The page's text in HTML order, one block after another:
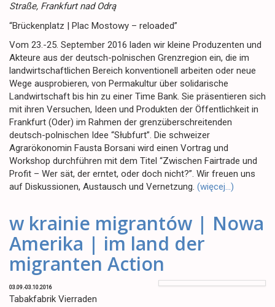
Straße, Frankfurt nad Odrą
“Brückenplatz | Plac Mostowy – reloaded”
Vom 23.-25. September 2016 laden wir kleine Produzenten und
Akteure aus der deutsch-polnischen Grenzregion ein, die im
landwirtschaftlichen Bereich konventionell arbeiten oder neue
Wege ausprobieren, von Permakultur über solidarische
Landwirtschaft bis hin zu einer Time Bank. Sie präsentieren sich
mit ihren Versuchen, Ideen und Produkten der Öffentlichkeit in
Frankfurt (Oder) im Rahmen der grenzüberschreitenden
deutsch-polnischen Idee “Słubfurt”. Die schweizer
Agrarökonomin Fausta Borsani wird einen Vortrag und
Workshop durchführen mit dem Titel “Zwischen Fairtrade und
Profit – Wer sät, der erntet, oder doch nicht?”. Wir freuen uns
auf Diskussionen, Austausch und Vernetzung. (więcej…)
w krainie migrantów | Nowa
Amerika | im land der
migranten Action
03.09.-03.10.2016
Tabakfabrik Vierraden